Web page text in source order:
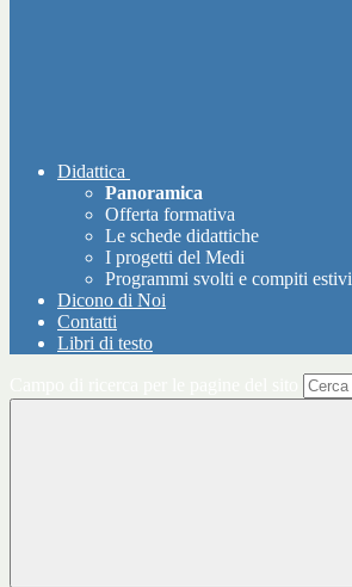
Didattica
Panoramica
Offerta formativa
Le schede didattiche
I progetti del Medi
Programmi svolti e compiti estivi
Dicono di Noi
Contatti
Libri di testo